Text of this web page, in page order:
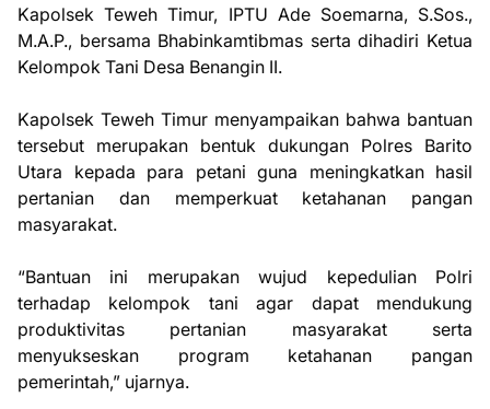
Kapolsek Teweh Timur, IPTU Ade Soemarna, S.Sos.,
M.A.P., bersama Bhabinkamtibmas serta dihadiri Ketua
Kelompok Tani Desa Benangin II.
Kapolsek Teweh Timur menyampaikan bahwa bantuan
tersebut merupakan bentuk dukungan Polres Barito
Utara kepada para petani guna meningkatkan hasil
pertanian dan memperkuat ketahanan pangan
masyarakat.
“Bantuan ini merupakan wujud kepedulian Polri
terhadap kelompok tani agar dapat mendukung
produktivitas pertanian masyarakat serta
menyukseskan program ketahanan pangan
pemerintah,” ujarnya.